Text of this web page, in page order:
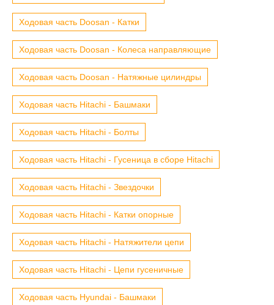
Ходовая часть Doosan - Катки
Ходовая часть Doosan - Колеса направляющие
Ходовая часть Doosan - Натяжные цилиндры
Ходовая часть Hitachi - Башмаки
Ходовая часть Hitachi - Болты
Ходовая часть Hitachi - Гусеница в сборе Hitachi
Ходовая часть Hitachi - Звездочки
Ходовая часть Hitachi - Катки опорные
Ходовая часть Hitachi - Натяжители цепи
Ходовая часть Hitachi - Цепи гусеничные
Ходовая часть Hyundai - Башмаки